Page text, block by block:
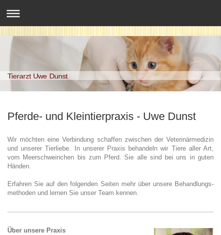
Tierarzt Uwe Dunst
Pferde- und Kleintierpraxis - Uwe Dunst
Wir möchten eine Verbindung schaffen zwischen der Veterinärmedizin
und unserer Tierliebe. In unserer Praxis behandeln wir Tiere aller Art,
vom Meerschweinchen bis zum Pferd. Sie alle sind bei uns in guten
Händen.
Erfahren Sie auf den folgenden Seiten mehr über unsere Behandlungs-
methoden und lernen Sie unser Team kennen.
Über unsere Praxis